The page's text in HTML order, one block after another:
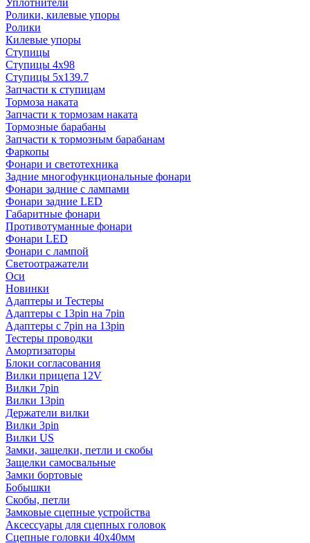
Уплотнители
Ролики, килевые упоры
Ролики
Килевые упоры
Ступицы
Ступицы 4x98
Ступицы 5x139.7
Запчасти к ступицам
Тормоза наката
Запчасти к тормозам наката
Тормозные барабаны
Запчасти к тормозным барабанам
Фаркопы
Фонари и светотехника
Задние многофункциональные фонари
Фонари задние с лампами
Фонари задние LED
Габаритные фонари
Противотуманные фонари
Фонари LED
Фонари с лампой
Светоотражатели
Оси
Новинки
Адаптеры и Тестеры
Адаптеры с 13pin на 7pin
Адаптеры с 7pin на 13pin
Тестеры проводки
Амортизаторы
Блоки согласования
Вилки прицепа 12V
Вилки 7pin
Вилки 13pin
Держатели вилки
Вилки 3pin
Вилки US
Замки, защелки, петли и скобы
Защелки самосвальные
Замки бортовые
Бобышки
Скобы, петли
Замковые сцепные устройства
Аксессуары для сцепных головок
Сцепные головки 40x40мм